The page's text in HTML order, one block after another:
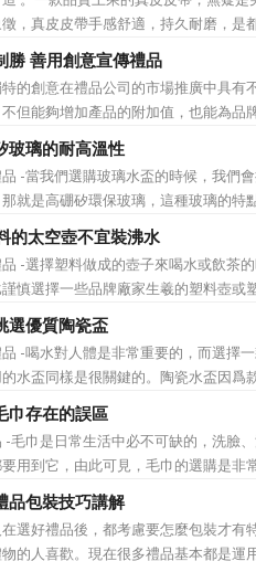
。難怪有人曾說：再省也不能省禮物，
是，禮品選擇...
，真皮皮帶手感舒適，持久耐磨，是
你還在髮愁老爸生日禮物送什麼的時候
常不錯的選擇。但是真皮皮帶如果疏
，出現裂痕和破損的痕跡，今天小編
的注意事項...
勝 善用創意宣傳禮品
的創意在禮品公司的市場推廣中具有
但能夠增加產品的附加值，也能為品
的促進作用。禮品公司如果能夠巧妙運
禮品來提升宣傳技巧，在終端推廣中
火機、煙灰缸、鑰匙鏈、毛巾……當
乎是司空...
玻璃的耐高溫性
-當我們選購玻璃水盃的時候，我們
就是高硼矽環保玻璃，這種玻璃的特
麼這個耐高溫的溫度限製和準確的含義
編給大家總結如下。 耐熱玻璃【
是指含有耐熱性強的硼酸﹑矽酸成分,能
的太空壺不宜裝沸水
-選擇塑料做成的壺子來喝水或飲茶
慎選擇一些品牌廠家生羲的塑料壺或
塑料壺基本分爲PP和PC兩種材質，那用
安全? PP材質的耐熱性和穩定性好，
些。而PC製品比PP製品更美觀，但不
選優質陶瓷盃
-喝水對人體是非常重要的，而選擇
的水盃同樣是很關鍵的。陶瓷水盃因爲
優勢受到消費者歡迎。陶瓷看起來很
如何挑選優質陶瓷盃?很多人想必都不
紅小編給大家分享一些陶瓷盃選購需
陶瓷...
巾存在的誤區
-毛巾是日常生活中必不可缺的，洗臉
用到它，由此可見，毛巾的選購是非
人在選購毛巾時存在很多誤區，下麵就
、毛巾色澤鮮艷可能用了直接染料
過多柔軟劑 在一些大型超市見到，
...
品包裝技巧講解
選好禮品後，都考慮要怎麼包裝才有
的人喜歡。現在很多禮品基本都是運